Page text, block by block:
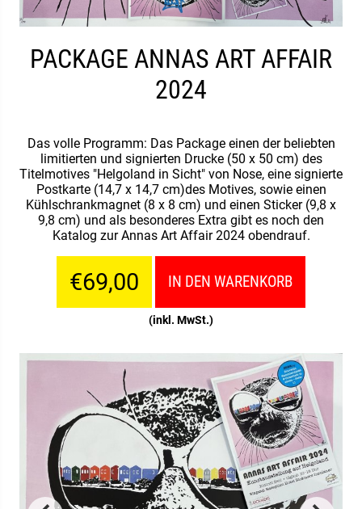
PACKAGE ANNAS ART AFFAIR
2024
Das volle Programm: Das Package einen der beliebten
limitierten und signierten Drucke (50 x 50 cm) des
Titelmotives "Helgoland in Sicht" von Nose, eine signierte
Postkarte (14,7 x 14,7 cm)des Motives, sowie einen
Kühlschrankmagnet (8 x 8 cm) und einen Sticker (9,8 x
9,8 cm) und als besonderes Extra gibt es noch den
Katalog zur Annas Art Affair 2024 obendrauf.
€69,00 IN DEN WARENKORB
(inkl. MwSt.)